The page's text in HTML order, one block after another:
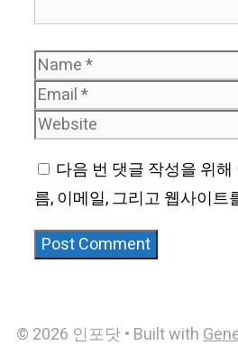
Name
다음 번 댓글 작성을 위
름, 이메일, 그리고 웹사이트
© 2026 인포닷• Built with